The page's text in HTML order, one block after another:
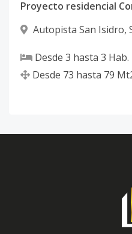
Autopista San Isidro,
Desde 3 hasta 3 Hab.
Desde 73 hasta 79